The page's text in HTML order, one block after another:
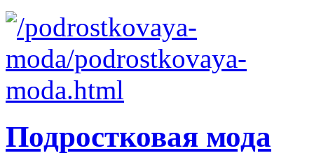
Подростковая мода